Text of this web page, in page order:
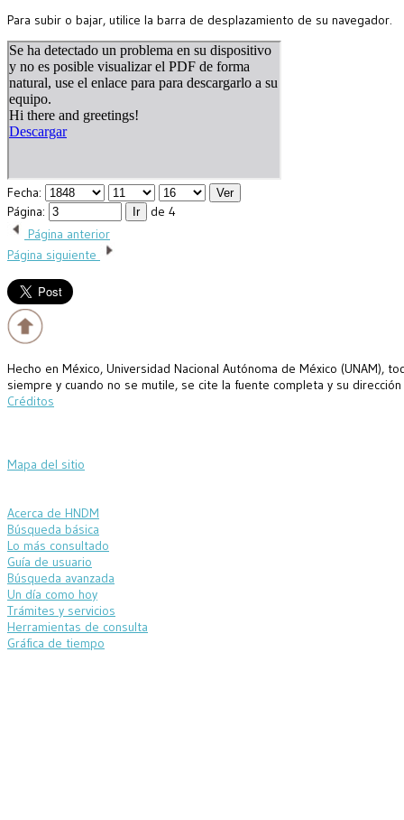
Para subir o bajar, utilice la barra de desplazamiento de su navegador.
Fecha:
Página:
de 4
Página anterior
Página siguiente
Hecho en México, Universidad Nacional Autónoma de México
siempre y cuando no se mutile, se cite la fuente completa y su
Créditos
Mapa del sitio
Acerca de HNDM
Búsqueda básica
Lo más consultado
Guía de usuario
Búsqueda avanzada
Un día como hoy
Trámites y servicios
Herramientas de consulta
Gráfica de tiempo